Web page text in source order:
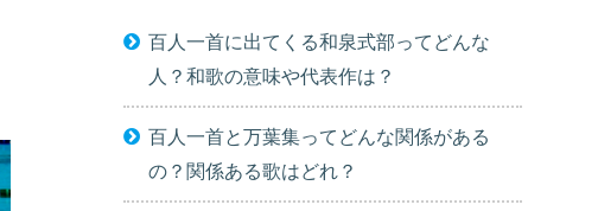
百人一首に出てくる和泉式部ってどんな
人？和歌の意味や代表作は？
百人一首と万葉集ってどんな関係がある
の？関係ある歌はどれ？